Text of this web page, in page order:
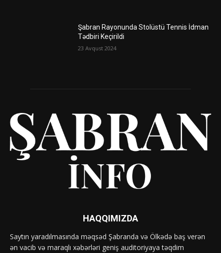
Şabran Rayonunda Stolüstü Tennis İdman
Tədbiri Keçirildi
23 Avqust 2024
HAQQIMIZDA
Saytın yaradılmasında məqsəd Şabranda və Ölkədə baş verən
ən vacib və maraqlı xəbərləri geniş auditoriyaya təqdim